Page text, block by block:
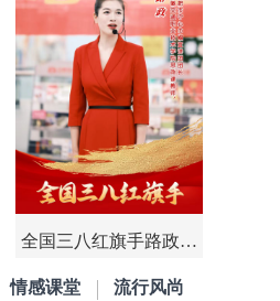
全国三八红旗手路政…
情感课堂 流行风尚